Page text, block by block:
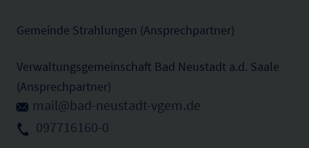
Gemeinde Strahlungen (Ansprechpartner)
Verwaltungsgemeinschaft Bad Neustadt a.d. Saale
(Ansprechpartner)
mail@bad-neustadt-vgem.de
097716160-0